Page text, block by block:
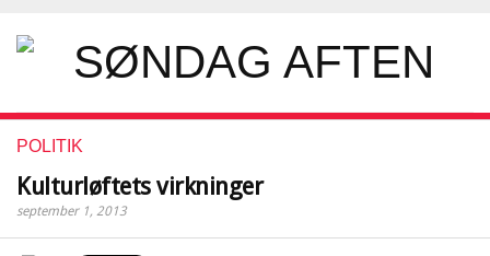
POLITIK
Kulturløftets virkninger
september 1, 2013